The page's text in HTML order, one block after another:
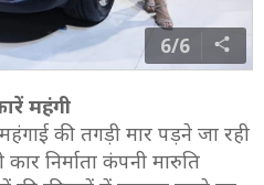
6/6
महंगी
की तगड़ी मार पड़ने जा रही
निर्माता कंपनी मारुति